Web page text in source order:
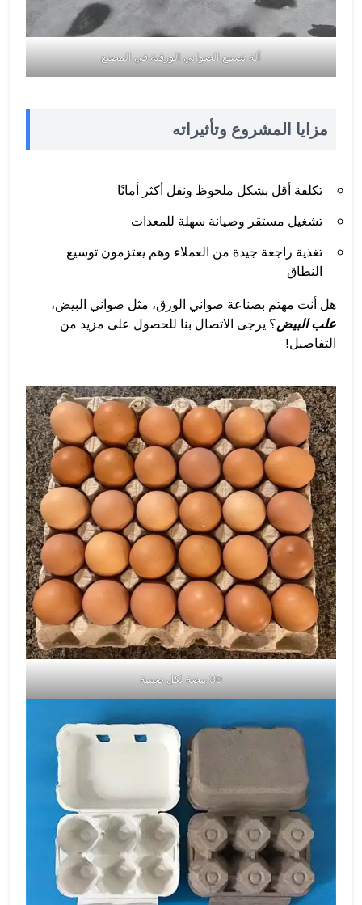
آلة تصنيع الصواني الورقية في المصنع
مزايا المشروع وتأثيراته
تكلفة أقل بشكل ملحوظ ونقل أكثر أمانًا
تشغيل مستقر وصيانة سهلة للمعدات
تغذية راجعة جيدة من العملاء وهم يعتزمون توسيع
النطاق
هل أنت مهتم بصناعة صواني الورق، مثل صواني البيض،
علب البيض؟ يرجى الاتصال بنا للحصول على مزيد من
التفاصيل!
30 بيضة لكل صينية